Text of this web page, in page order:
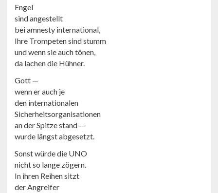
Engel
sind angestellt
bei amnesty international,
Ihre Trompeten sind stumm
und wenn sie auch tönen,
da lachen die Hühner.
Gott —
wenn er auch je
den internationalen
Sicherheitsorganisationen
an der Spitze stand —
wurde längst abgesetzt.
Sonst würde die UNO
nicht so lange zögern.
In ihren Reihen sitzt
der Angreifer